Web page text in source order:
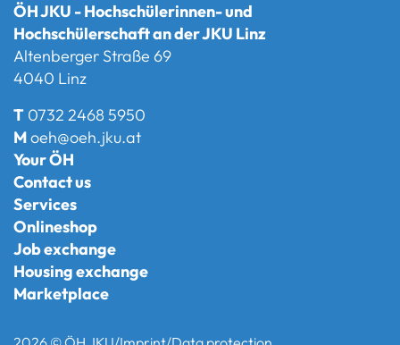
ÖH JKU - Hochschülerinnen- und
Hochschülerschaft an der JKU Linz
Altenberger Straße 69
4040 Linz
T 0732 2468 5950
Moeh@oeh.jku.at
Your ÖH
Contact us
Services
Onlineshop
Job exchange
Housing exchange
Marketplace